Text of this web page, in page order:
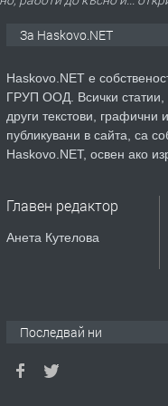
За Haskovo.NET
Haskovo.NET е
ГРУП ООД. Всички статии,
други текстови, графични
публикувани в сайта, са
Haskovo.NET, освен ако
Главен редактор
Анета Кутелова
Последвай ни